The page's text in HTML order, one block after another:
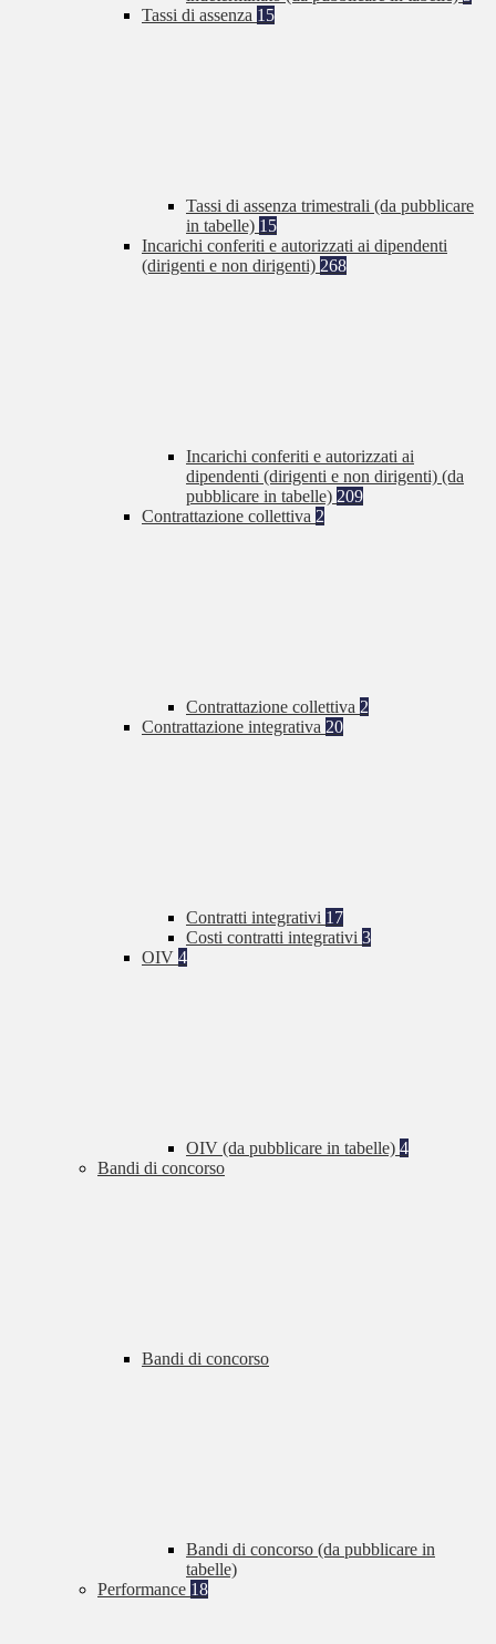
Tassi di assenza 15
Tassi di assenza trimestrali (da pubblicare
in tabelle) 15
Incarichi conferiti e autorizzati ai dipendenti
(dirigenti e non dirigenti) 268
Incarichi conferiti e autorizzati ai
dipendenti (dirigenti e non dirigenti) (da
pubblicare in tabelle) 209
Contrattazione collettiva 2
Contrattazione collettiva 2
Contrattazione integrativa 20
Contratti integrativi 17
Costi contratti integrativi 3
OIV 4
OIV (da pubblicare in tabelle) 4
Bandi di concorso
Bandi di concorso
Bandi di concorso (da pubblicare in
tabelle)
Performance 18